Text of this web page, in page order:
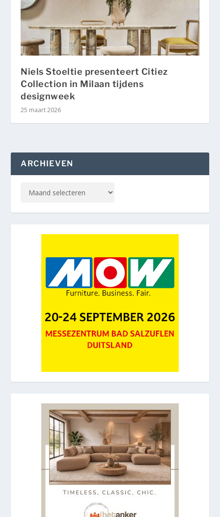
Niels Stoeltie presenteert Citiez
Collection in Milaan tijdens
designweek
25 maart 2026
ARCHIEVEN